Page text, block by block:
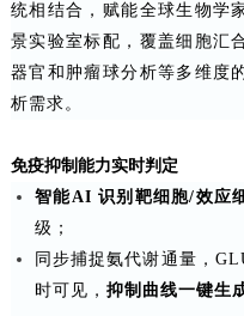
统相结合，赋能全球生物学
景实验室标配，覆盖细胞汇
器官和肿瘤球分析等多维度
析需求。
免疫抑制能力实时判定
智能AI 识别靶细胞/效应
级；
同步捕捉氨代谢通量，
时可见， 抑制曲线一键生